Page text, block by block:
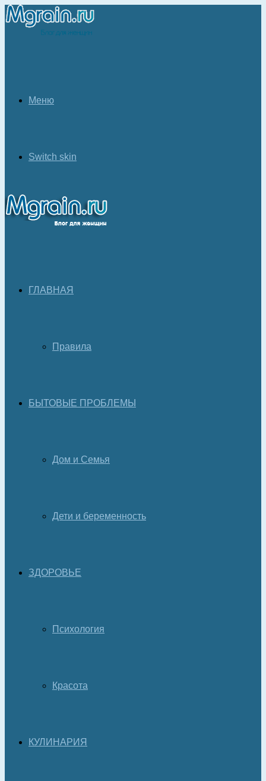
Меню
Switch skin
ГЛАВНАЯ
Правила
БЫТОВЫЕ ПРОБЛЕМЫ
Дом и Семья
Дети и беременность
ЗДОРОВЬЕ
Психология
Красота
КУЛИНАРИЯ